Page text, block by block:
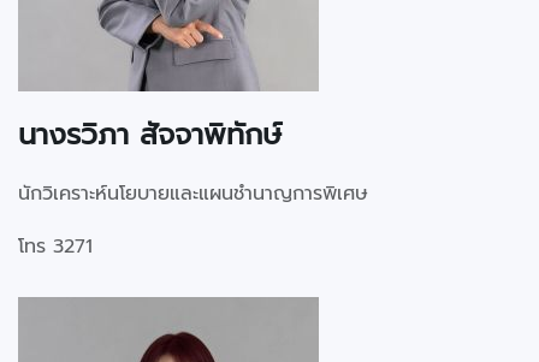
นางรวิภา สัจจาพิทักษ์
นักวิเคราะห์นโยบายและแผนชำนาญการพิเศษ
โทร 3271